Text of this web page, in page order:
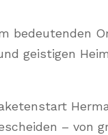
bedeutenden
geistigen
– von